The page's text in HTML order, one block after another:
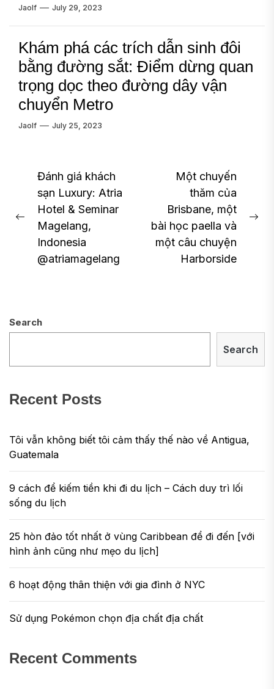
Jaolf July 29, 2023
Khám phá các trích dẫn sinh đôi
bằng đường sắt: Điểm dừng quan
trọng dọc theo đường dây vận
chuyển Metro
Jaolf July 25, 2023
Post
navigation
Previous
post:
Đánh giá khách
sạn Luxury: Atria
Hotel & Seminar
Magelang,
Indonesia
@atriamagelang
Một chuyến
thăm của
Brisbane, một
bài học paella và
một câu chuyện
Harborside
Search
Search
Recent Posts
Tôi vẫn không biết tôi cảm thấy thế nào về Antigua,
Guatemala
9 cách để kiếm tiền khi đi du lịch – Cách duy trì lối
sống du lịch
25 hòn đảo tốt nhất ở vùng Caribbean để đi đến [với
hình ảnh cũng như mẹo du lịch]
6 hoạt động thân thiện với gia đình ở NYC
Sử dụng Pokémon chọn địa chất địa chất
Recent Comments